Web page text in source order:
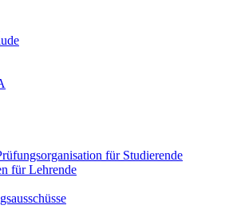
für Studierende
für Lehrende